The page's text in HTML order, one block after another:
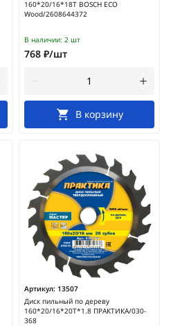
160*20/16*18T BOSCH ECO
Wood/2608644372
В наличии: 2 шт
768 ₽/шт
В корзину
Артикул: 13507
Диск пильный по дереву
160*20/16*20Т*1.8 ПРАКТИКА/030-
368